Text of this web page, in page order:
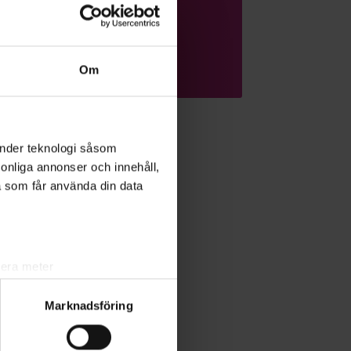
Om
teknologi såsom
annonser och innehåll,
får använda din data
. Du kan ändra
Marknadsföring